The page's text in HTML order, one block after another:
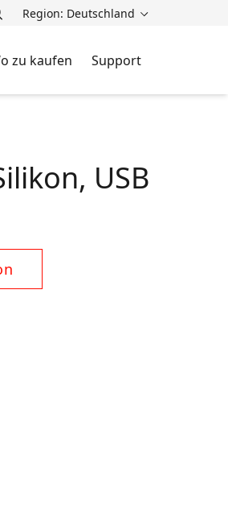
Region: Deutschland
zu kaufen Support
USB